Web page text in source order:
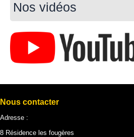
Nos vidéos
Nous contacter
Adresse :
8 Résidence les fougères